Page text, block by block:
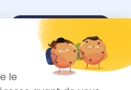
Nous contacter
S’inscrire à la newsletter